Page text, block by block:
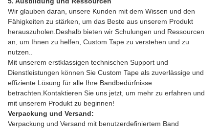
Wir glauben daran, unsere Kunden mit dem Wissen und den
Fähigkeiten zu stärken, um das Beste aus unserem Produkt
herauszuholen.Deshalb bieten wir Schulungen und Ressourcen
an, um Ihnen zu helfen, Custom Tape zu verstehen und zu
nutzen..
Mit unserem erstklassigen technischen Support und
Dienstleistungen können Sie Custom Tape als zuverlässige und
effiziente Lösung für alle Ihre Bandbedürfnisse
betrachten.Kontaktieren Sie uns jetzt, um mehr zu erfahren und
mit unserem Produkt zu beginnen!
Verpackung und Versand:
Verpackung und Versand mit benutzerdefiniertem Band